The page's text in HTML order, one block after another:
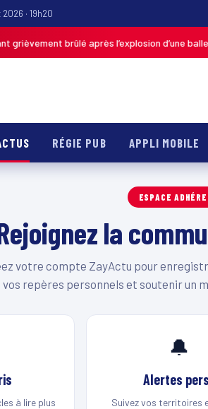
· 19h20
brûlé après l’explosion d’une balle
RÉGIE PUB APPLI MOBILE
ESPACE
la
votre compte ZayActu pour
vos repères personnels et soutenir un
à lire plus
🔔
Alertes
Suivez vos territoires